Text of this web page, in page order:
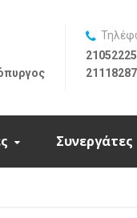
Συνεργάτες